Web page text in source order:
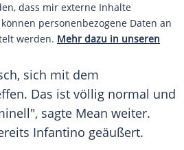
dass mir externe Inhalte
personenbezogene Daten an
werden. Mehr dazu in unseren
sich mit dem
Das ist völlig normal und
sagte Mean weiter.
Infantino geäußert.